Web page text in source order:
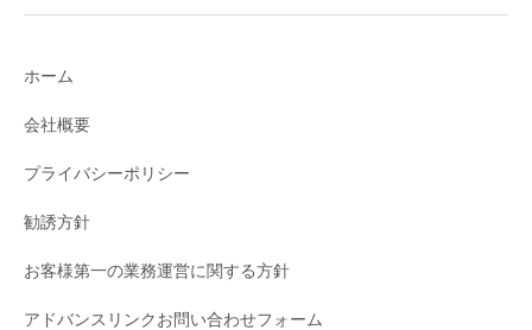
ホーム
会社概要
プライバシーポリシー
勧誘方針
お客様第一の業務運営に関する方針
アドバンスリンクお問い合わせフォーム